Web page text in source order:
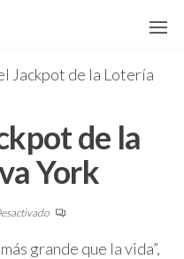
Jackpot de la Lotería
de la
York
grande que la vida”,